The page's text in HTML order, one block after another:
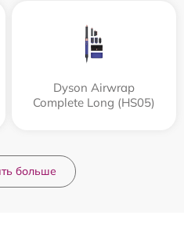
Dyson Airwrap
Complete Long (HS05)
больше